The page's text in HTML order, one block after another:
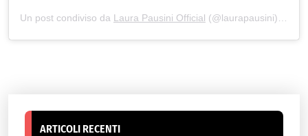
Un post condiviso da Laura Pausini Official (@laurapausini) in data:
ARTICOLI RECENTI